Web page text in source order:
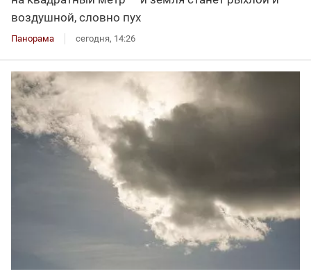
воздушной, словно пух
Панорама сегодня, 14:26